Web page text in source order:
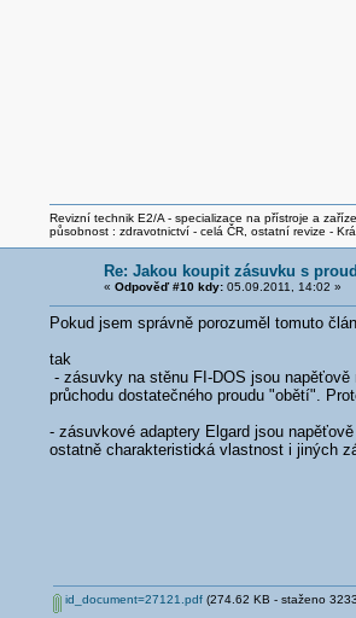
Revizní technik E2/A - specializace na přístroje a
působnost : zdravotnictví - celá ČR, ostatní revize -
Re: Jakou koupit zásuvku s
« Odpověď #10 kdy:05.09.2011, 14:02 »
Pokud jsem správně porozuměl tomuto
tak
- zásuvky na stěnu FI-DOS jsou
průchodu dostatečného proudu "obětí".
- zásuvkové adaptery Elgard jsou
ostatně charakteristická vlastnost i jiných
id_document=27121.pdf(274.62 KB - staženo